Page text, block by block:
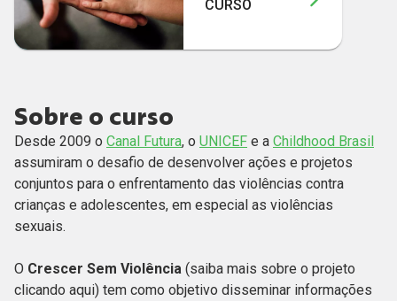
CURSO
Sobre o curso
Desde 2009 o Canal Futura, o UNICEF e a Childhood Brasil
assumiram o desafio de desenvolver ações e projetos
conjuntos para o enfrentamento das violências contra
crianças e adolescentes, em especial as violências
sexuais.
O Crescer Sem Violência (saiba mais sobre o projeto
clicando aqui) tem como objetivo disseminar informações